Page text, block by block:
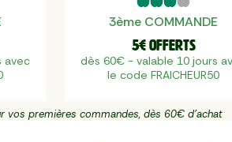
avec
3ème COMMANDE
5€ offerts
dès 60€ - valable 10 jours
le code FRAICHEUR50
vos premières commandes, dès 60€ d'achat